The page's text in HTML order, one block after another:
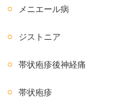
メニエール病
ジストニア
帯状疱疹後神経痛
帯状疱疹